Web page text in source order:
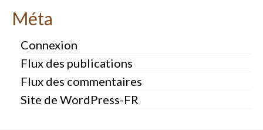
Méta
Connexion
Flux des publications
Flux des commentaires
Site de WordPress-FR